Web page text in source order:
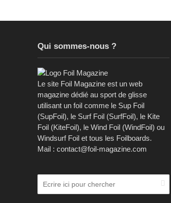
Qui sommes-nous ?
Le site Foil Magazine est un web
magazine dédié au sport de glisse
utilisant un foil comme le Sup Foil
(SupFoil), le Surf Foil (SurfFoil), le Kite
Foil (KiteFoil), le Wind Foil (WindFoil) ou
Windsurf Foil et tous les Foilboards.
Mail : contact@foil-magazine.com